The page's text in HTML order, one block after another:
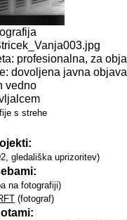
profesionalna, za
dovoljena javna objava
vedno
s strehe
gledališka uprizoritev)
na fotografiji)
(fotograf)